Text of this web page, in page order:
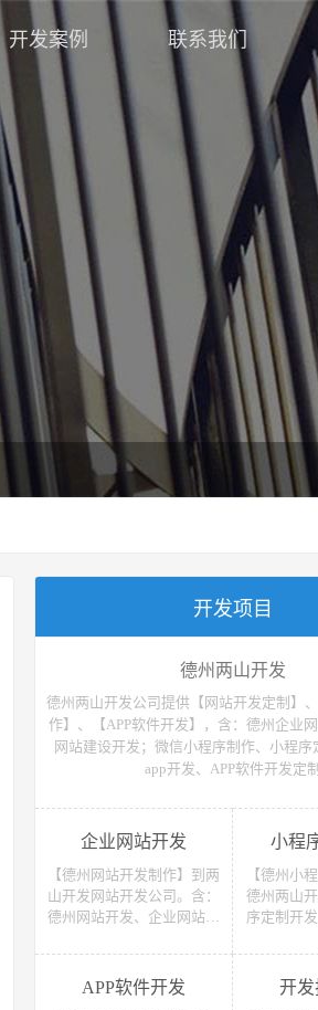
开发案例 联系我们
开发项目
德州两山开发
德州两山开发公司提供【网站开发定制】
作】、【APP软件开发】，含：德州企业
网站建设开发；微信小程序制作、小程序
app开发、APP软件开发定制
企业网站开发
【德州网站开发制作】到两
山开发网站开发公司。含：
德州网站开发、企业网站开
务网站开发、网上商城网站
开发、网站建设开发等，网
站开发报价请联系我们
小程
【德州小
德州两山
序定制开
音）小程
小程序开
发报
APP软件开发 开